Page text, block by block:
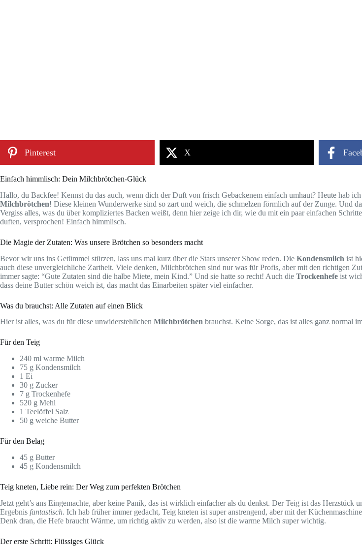
Pinterest X
Einfach himmlisch: Dein Milchbrötchen-Glück
Hallo, du Backfee! Kennst du das auch, wenn dich der Duft von frisch Gebackenem einfach umhaut? Heute hab
Milchbrötchen! Diese kleinen Wunderwerke sind so zart und weich, die schmelzen förmlich auf der Zunge. Und
Vergiss alles, was du über kompliziertes Backen weißt, denn hier zeige ich dir, wie du mit ein paar einfachen
duften, versprochen! Einfach himmlisch.
Die Magie der Zutaten: Was unsere Brötchen so besonders macht
Bevor wir uns ins Getümmel stürzen, lass uns mal kurz über die Stars unserer Show reden. Die Kondensmilch ist
auch diese unvergleichliche Zartheit. Viele denken, Milchbrötchen sind nur was für Profis, aber mit den richtigen
immer sagte: “Gute Zutaten sind die halbe Miete, mein Kind.” Und sie hatte so recht! Auch die Trockenhefe ist
dass deine Butter schön weich ist, das macht das Einarbeiten später viel einfacher.
Was du brauchst: Alle Zutaten auf einen Blick
Hier ist alles, was du für diese unwiderstehlichen Milchbrötchen brauchst. Keine Sorge, das ist alles ganz normal
Für den Teig
240 ml warme Milch
75 g Kondensmilch
1 Ei
30 g Zucker
7 g Trockenhefe
520 g Mehl
1 Teelöffel Salz
50 g weiche Butter
Für den Belag
45 g Butter
45 g Kondensmilch
Teig kneten, Liebe rein: Der Weg zum perfekten Brötchen
Jetzt geht’s ans Eingemachte, aber keine Panik, das ist wirklich einfacher als du denkst. Der Teig ist das Herzstück
Ergebnis fantastisch. Ich hab früher immer gedacht, Teig kneten ist super anstrengend, aber mit der
Denk dran, die Hefe braucht Wärme, um richtig aktiv zu werden, also ist die warme Milch super wichtig.
Der erste Schritt: Flüssiges Glück